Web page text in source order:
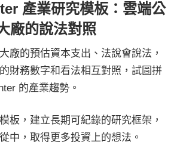
產業研究模板：雲端公
廠的說法對照
廠的預估資本支出、法說會說法，
財務數字和看法相互對照，試圖拼
的產業趨勢。
板，建立長期可紀錄的研究框架，
中，取得更多投資上的想法。